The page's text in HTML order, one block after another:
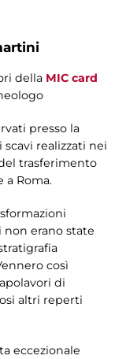
della MIC card
presso la
realizzati nei
trasferimento
a Roma.
non erano state
così
di
altri reperti
eccezionale